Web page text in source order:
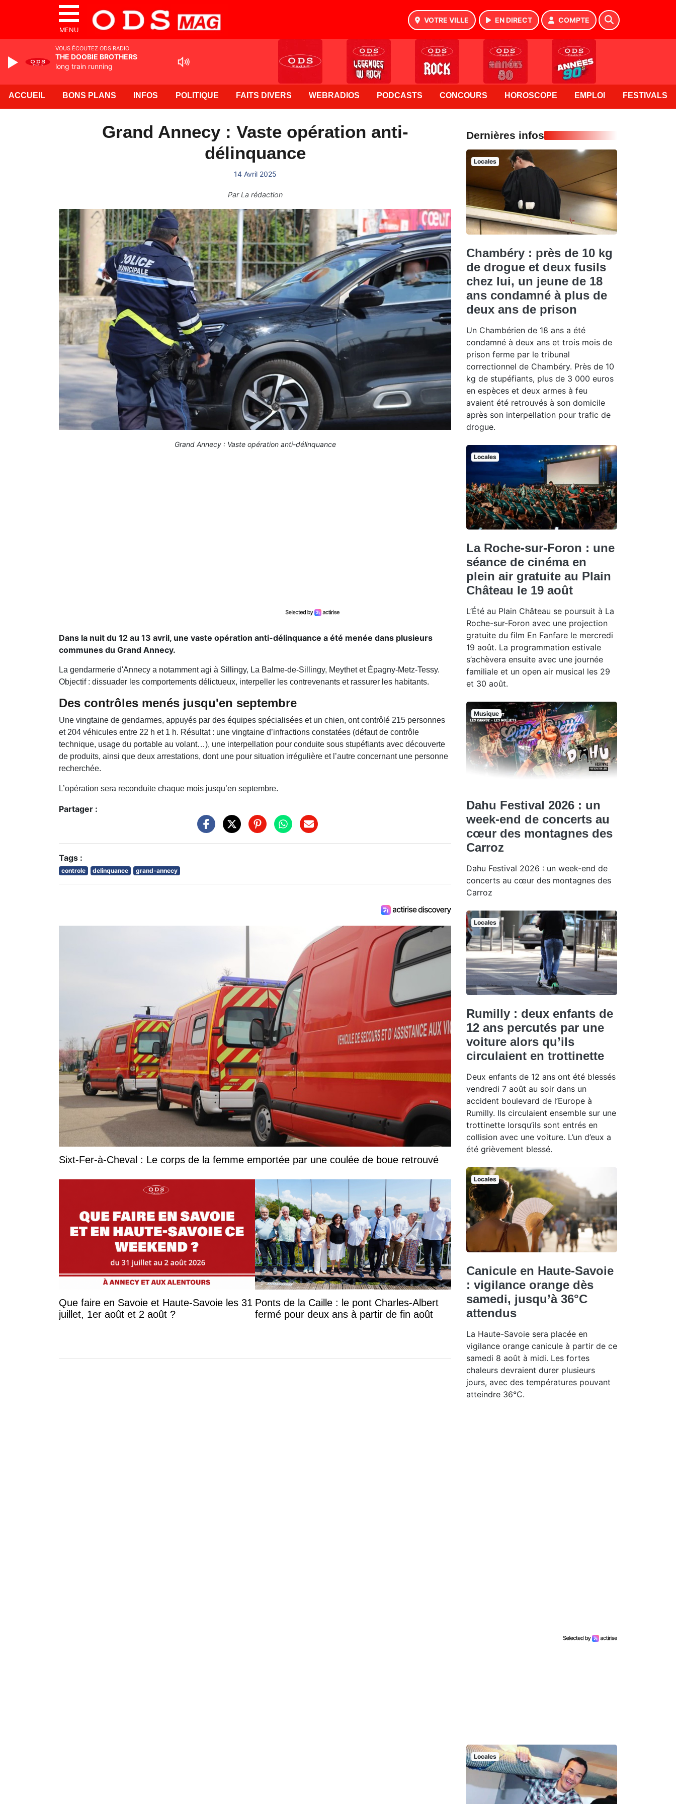
MENU
VOTRE VILLE EN DIRECT COMPTE
ACCUEIL BONS PLANS INFOS POLITIQUE FAITS DIVERS WEBRADIOS PODCASTS CONCOURS HOROSCOPE EMPLOI FESTIVALS
Grand Annecy : Vaste opération anti-
délinquance
14 Avril 2025
ParLa rédaction
Grand Annecy : Vaste opération anti-délinquance
Dans la nuit du 12 au 13 avril, une vaste opération anti-délinquance a été menée dans plusieurs
communes du Grand Annecy.
La gendarmerie d'Annecy a notamment agi à Sillingy, La Balme-de-Sillingy, Meythet et Épagny-Metz-Tessy.
Objectif : dissuader les comportements délictueux, interpeller les contrevenants et rassurer les habitants.
Des contrôles menés jusqu'en septembre
Une vingtaine de gendarmes, appuyés par des équipes spécialisées et un chien, ont contrôlé 215 personnes
et 204 véhicules entre 22 h et 1 h. Résultat : une vingtaine d’infractions constatées (défaut de contrôle
technique, usage du portable au volant…), une interpellation pour conduite sous stupéfiants avec découverte
de produits, ainsi que deux arrestations, dont une pour situation irrégulière et l’autre concernant une personne
recherchée.
L’opération sera reconduite chaque mois jusqu’en septembre.
Partager :
Tags :
controle delinquance grand-annecy
Sixt-Fer-à-Cheval : Le corps de la femme emportée par une coulée de boue retrouvé
Que faire en Savoie et Haute-Savoie les 31
juillet, 1er août et 2 août ?
Ponts de la Caille : le pont Charles-Albert
fermé pour deux ans à partir de fin août
Dernières infos
Locales
Chambéry : près de 10 kg
de drogue et deux fusils
chez lui, un jeune de 18
ans condamné à plus de
deux ans de prison
Un Chambérien de 18 ans a été
condamné à deux ans et trois mois de
prison ferme par le tribunal
correctionnel de Chambéry. Près de 10
kg de stupéfiants, plus de 3 000 euros
en espèces et deux armes à feu
avaient été retrouvés à son domicile
après son interpellation pour trafic de
drogue.
Locales
La Roche-sur-Foron : une
séance de cinéma en
plein air gratuite au Plain
Château le 19 août
L’Été au Plain Château se poursuit à La
Roche-sur-Foron avec une projection
gratuite du film En Fanfare le mercredi
19 août. La programmation estivale
s’achèvera ensuite avec une journée
familiale et un open air musical les 29
et 30 août.
Musique
Dahu Festival 2026 : un
week-end de concerts au
cœur des montagnes des
Carroz
Dahu Festival 2026 : un week-end de
concerts au cœur des montagnes des
Carroz
Locales
Rumilly : deux enfants de
12 ans percutés par une
voiture alors qu’ils
circulaient en trottinette
Deux enfants de 12 ans ont été blessés
vendredi 7 août au soir dans un
accident boulevard de l’Europe à
Rumilly. Ils circulaient ensemble sur une
trottinette lorsqu’ils sont entrés en
collision avec une voiture. L’un d’eux a
été grièvement blessé.
Locales
Canicule en Haute-Savoie
: vigilance orange dès
samedi, jusqu’à 36°C
attendus
La Haute-Savoie sera placée en
vigilance orange canicule à partir de ce
samedi 8 août à midi. Les fortes
chaleurs devraient durer plusieurs
jours, avec des températures pouvant
atteindre 36°C.
Locales
VOUS ÉCOUTEZ ODS RADIO
THE DOOBIE BROTHERS
long train running